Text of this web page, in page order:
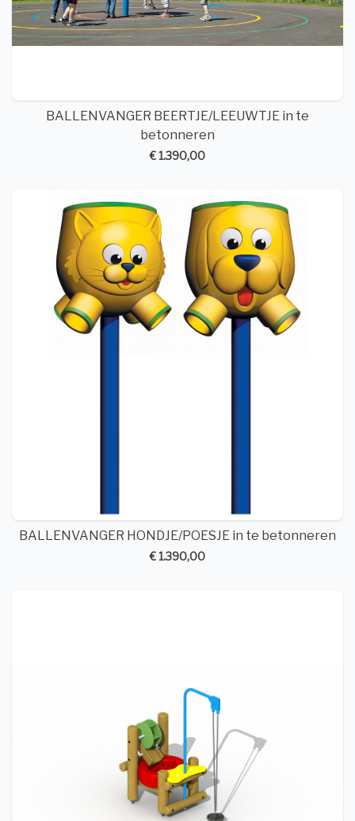
BALLENVANGER BEERTJE/LEEUWTJE in te
betonneren
€ 1.390,00
BALLENVANGER HONDJE/POESJE in te betonneren
€ 1.390,00